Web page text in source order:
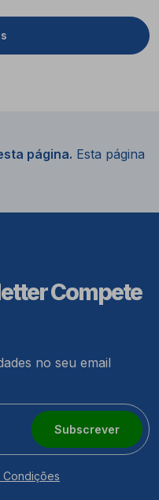
página. Esta página
Compete
no seu email
Subscrever
Condições